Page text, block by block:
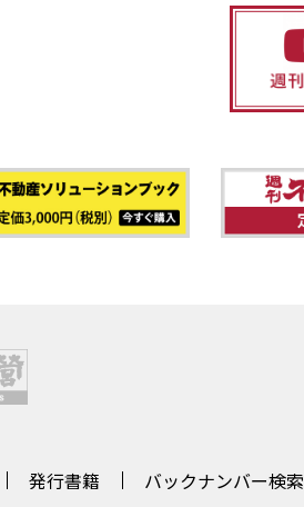
発行書籍 バックナンバー検索